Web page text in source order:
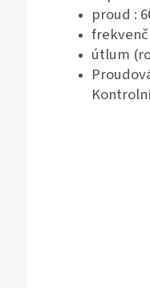
proud :
útlum